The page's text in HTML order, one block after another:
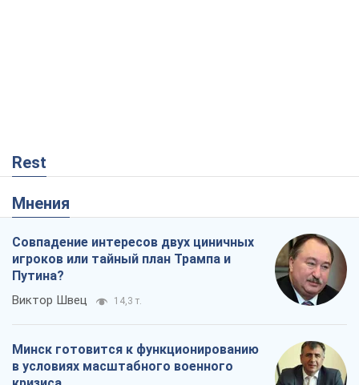
Rest
Мнения
Совпадение интересов двух циничных
игроков или тайный план Трампа и
Путина?
Виктор Швец 14,3 т.
Минск готовится к функционированию
в условиях масштабного военного